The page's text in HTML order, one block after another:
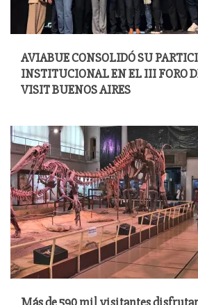
AVIABUE CONSOLIDÓ SU
INSTITUCIONAL EN EL III FORO
VISIT BUENOS AIRES